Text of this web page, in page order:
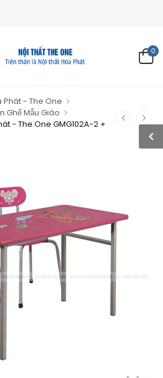
0
Phát - The One
Ghế Mẫu Giáo
- The One GMG102A-2 +